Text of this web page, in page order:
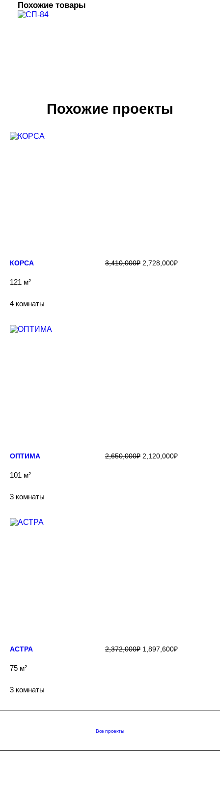
Похожие товары
СП-84
Похожие проекты
КОРСА 3,410,000₽ 2,728,000₽
121 м²
4 комнаты
ОПТИМА 2,650,000₽ 2,120,000₽
101 м²
3 комнаты
АСТРА 2,372,000₽ 1,897,600₽
75 м²
3 комнаты
Все проекты